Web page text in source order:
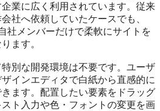
業に広く利用されています。従来
社へ依頼していたケースでも、
社メンバーだけで柔軟にサイトを
ます。
別な開発環境は不要です。ユーザ
インエディタで白紙から直感的に
ます。配置したい要素をドラッグ
ト入力や色・フォントの変更を画